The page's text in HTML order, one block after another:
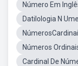
Número Em
Datilologia N
Números
Cardinal De